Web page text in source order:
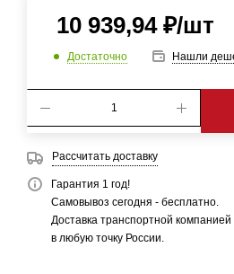
10 939,94₽/шт
Достаточно Нашли
Рассчитать доставку
Гарантия 1 год!
Самовывоз сегодня - бесплатно.
Доставка транспортной компанией
в любую точку России.